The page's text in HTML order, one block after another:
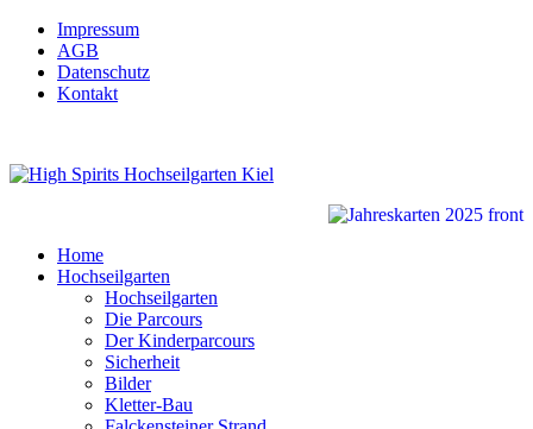
Impressum
AGB
Datenschutz
Kontakt
Home
Hochseilgarten
Hochseilgarten
Die Parcours
Der Kinderparcours
Sicherheit
Bilder
Kletter-Bau